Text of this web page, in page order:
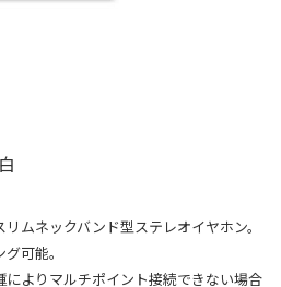
ムネックバンド型ステレオイヤホン。
可能。
よりマルチポイント接続できない場合